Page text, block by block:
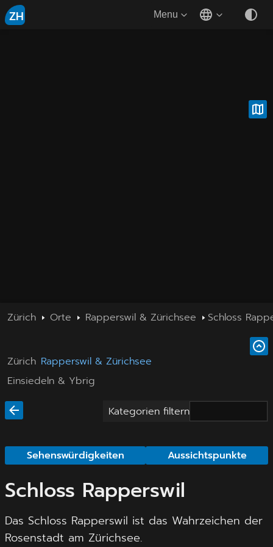
ZH Menu
Zürich Orte Rapperswil & Zürichsee Schloss
Zürich Rapperswil & Zürichsee
Einsiedeln & Ybrig
Kategorien filtern
Sehenswürdigkeiten Aussichtspunkte
Schloss Rapperswil
Das Schloss Rapperswil ist das Wahrzeichen der
Rosenstadt am Zürichsee.